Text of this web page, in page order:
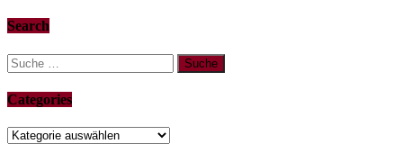
Search
Suche
nach:
Categories
Categories